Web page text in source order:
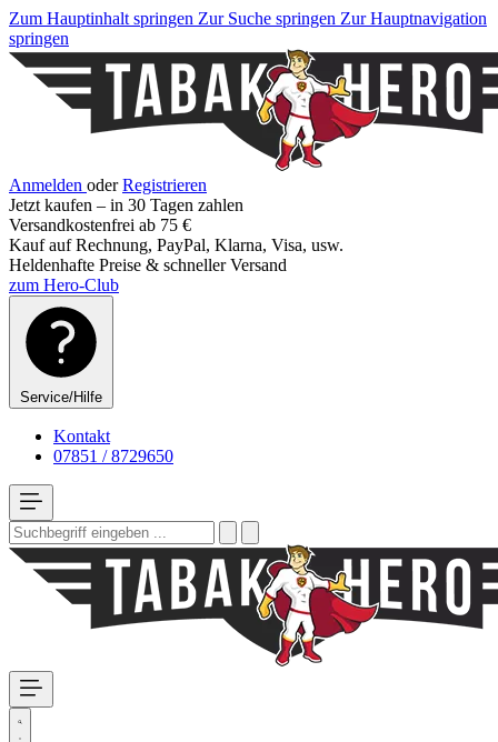
Zum Hauptinhalt springen Zur Suche springen Zur Hauptnavigation
springen
Anmelden oder Registrieren
Jetzt kaufen – in 30 Tagen zahlen
Versandkostenfrei ab 75 €
Kauf auf Rechnung, PayPal, Klarna, Visa, usw.
Heldenhafte Preise & schneller Versand
zum Hero-Club
Service/Hilfe
Kontakt
07851 / 8729650